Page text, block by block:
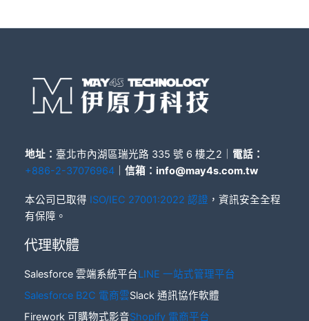
地址： 臺北市內湖區瑞光路 335 號 6 樓之2｜ 電話：
+886-2-37076964
信箱： info@may4s.com.tw
本公司已取得 ISO/IEC 27001:2022 認證 ，資訊安全全程
有保障。
代理軟體
Salesforce 雲端系統平台LINE 一站式管理平台
Salesforce B2C 電商雲Slack 通訊協作軟體
Firework 可購物式影音Shopify 電商平台